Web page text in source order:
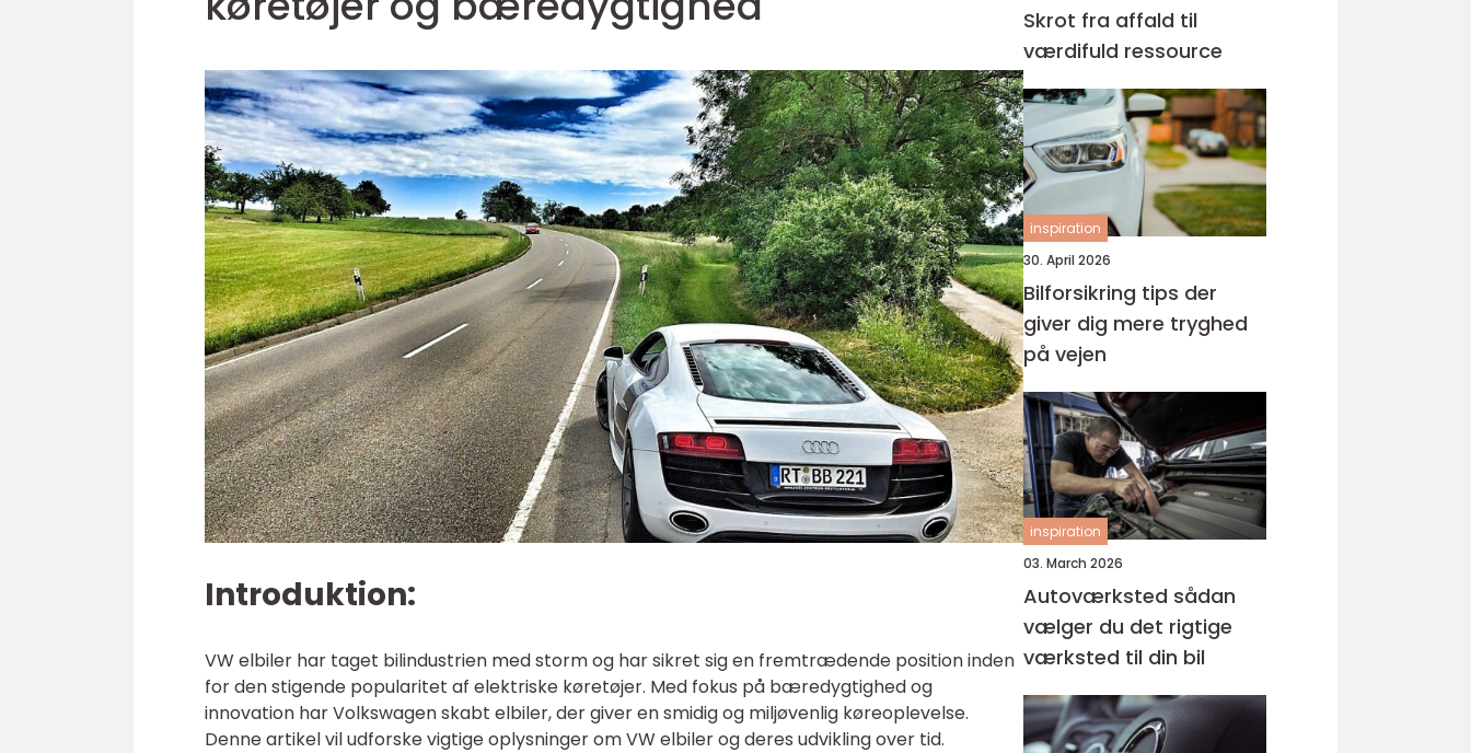
Introduktion:
VW elbiler har taget bilindustrien med storm og har sikret sig en fremtrædende position inden
for den stigende popularitet af elektriske køretøjer. Med fokus på bæredygtighed og
innovation har Volkswagen skabt elbiler, der giver en smidig og miljøvenlig køreoplevelse.
Denne artikel vil udforske vigtige oplysninger om VW elbiler og deres udvikling over tid.
Skrot fra affald til
værdifuld ressource
inspiration
30. April 2026
Bilforsikring tips der
giver dig mere tryghed
på vejen
inspiration
03. March 2026
Autoværksted sådan
vælger du det rigtige
værksted til din bil